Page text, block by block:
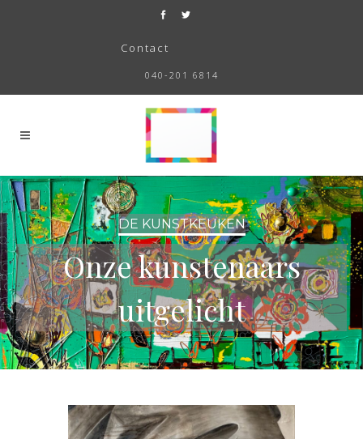
Contact
040-201 6814
DE KUNSTKEUKEN
Onze kunstenaars
uitgelicht